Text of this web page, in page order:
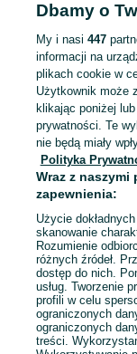
owies
Mapa kategorii
Mapa miejscowości
Mapa ministron
Popularne
Dbamy o
My i nasi 447
informacji na
plikach cookie w
Użytkownik może
klikając poniżej
prywatności. Te
nie będą miały
Polityka
Wraz z naszymi
zapewnienia:
Użycie
skanowanie
Rozumienie
różnych źródeł.
dostęp do nich.
usług. Tworzenie
profili w celu
ograniczonych
ograniczonych
treści.